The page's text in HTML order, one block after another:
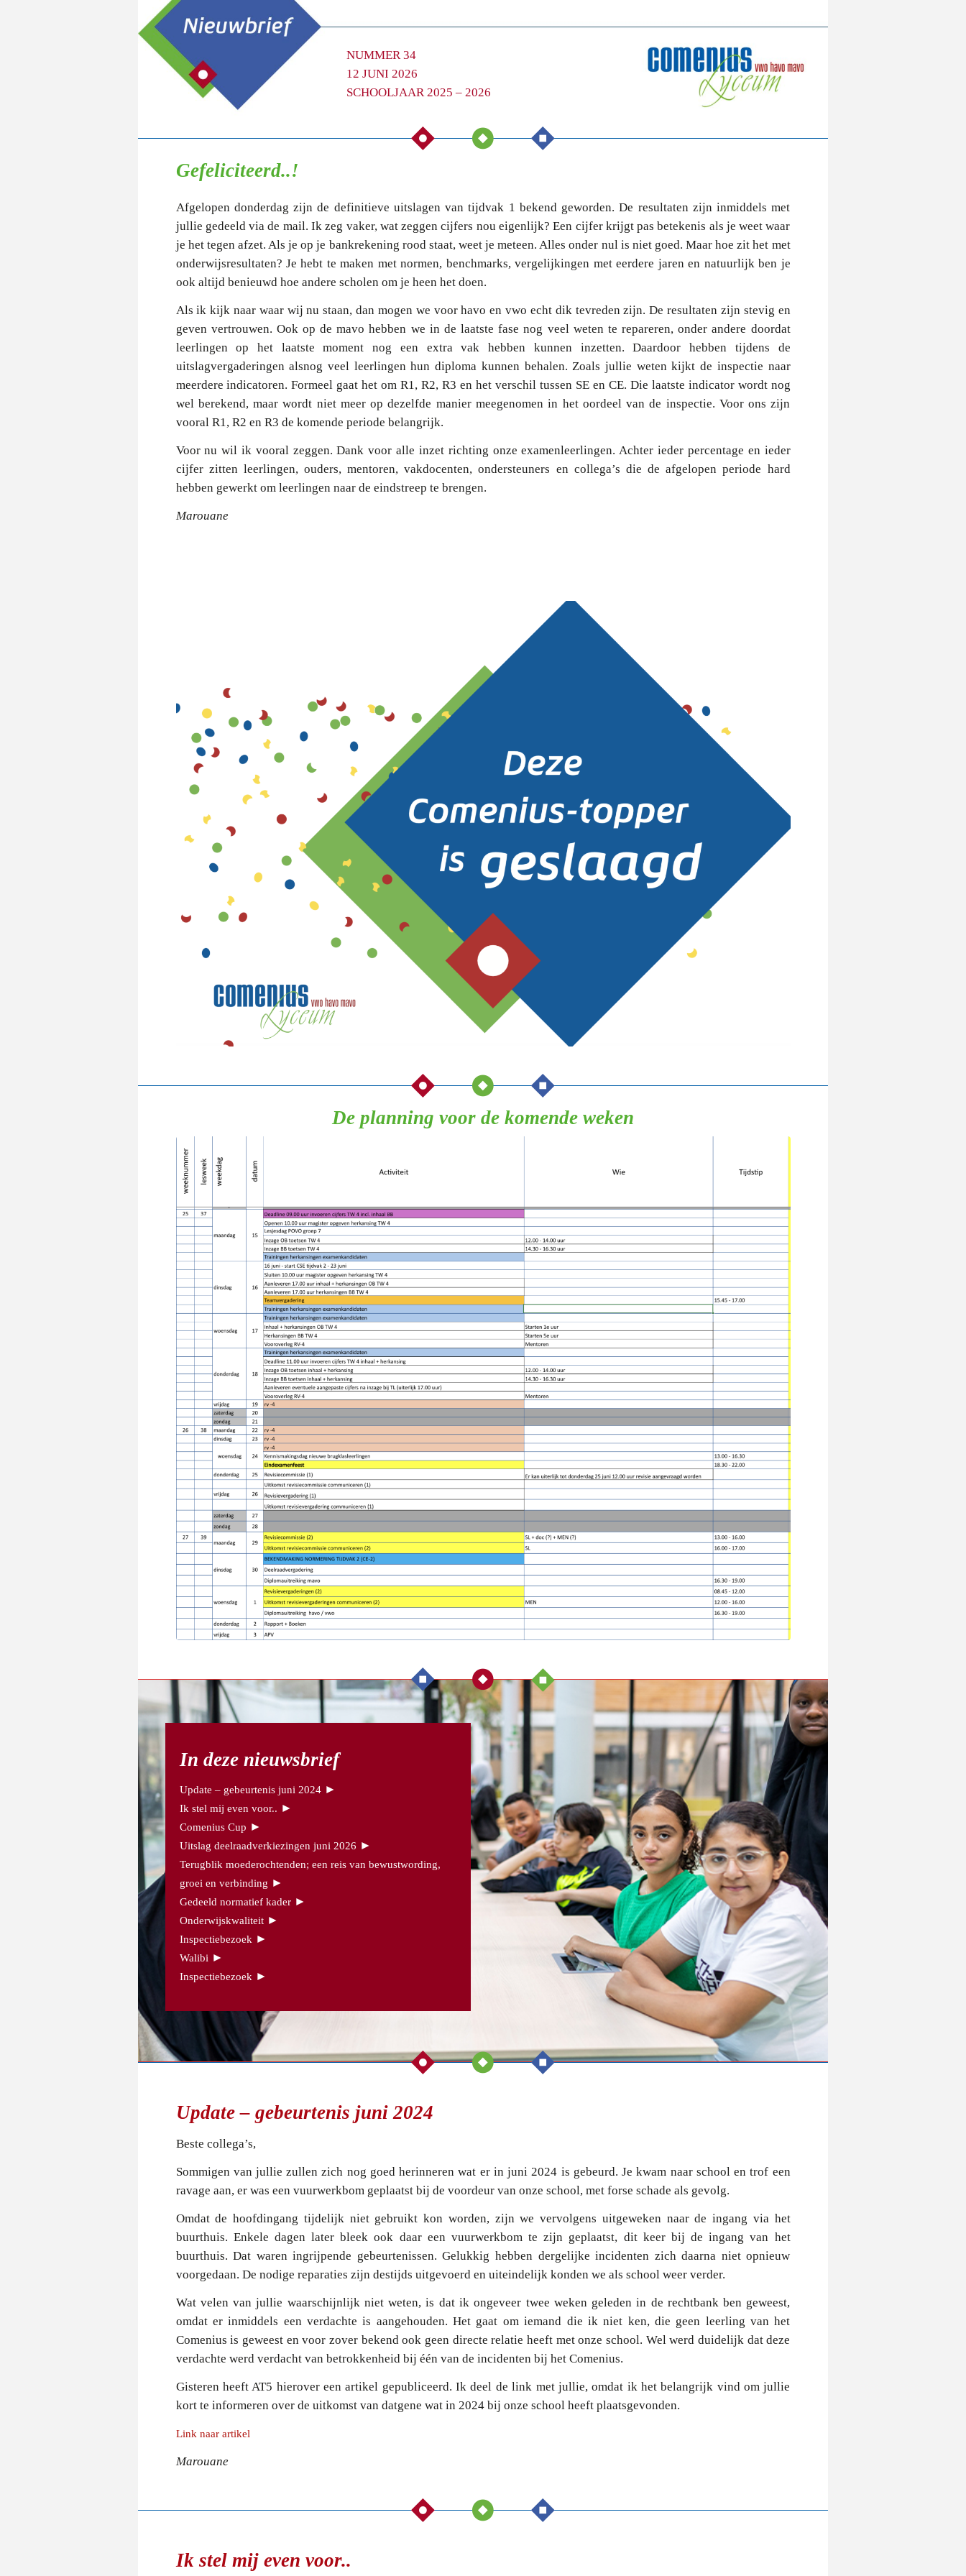
NUMMER 34
12 JUNI 2026
SCHOOLJAAR 2025 – 2026
Gefeliciteerd..!
Afgelopen donderdag zijn de definitieve uitslagen van tijdvak 1 bekend geworden. De resultaten zijn inmiddels met
jullie gedeeld via de mail. Ik zeg vaker, wat zeggen cijfers nou eigenlijk? Een cijfer krijgt pas betekenis als je weet waar
je het tegen afzet. Als je op je bankrekening rood staat, weet je meteen. Alles onder nul is niet goed. Maar hoe zit het met
onderwijsresultaten? Je hebt te maken met normen, benchmarks, vergelijkingen met eerdere jaren en natuurlijk ben je
ook altijd benieuwd hoe andere scholen om je heen het doen.
Als ik kijk naar waar wij nu staan, dan mogen we voor havo en vwo echt dik tevreden zijn. De resultaten zijn stevig en
geven vertrouwen. Ook op de mavo hebben we in de laatste fase nog veel weten te repareren, onder andere doordat
leerlingen op het laatste moment nog een extra vak hebben kunnen inzetten. Daardoor hebben tijdens de
uitslagvergaderingen alsnog veel leerlingen hun diploma kunnen behalen. Zoals jullie weten kijkt de inspectie naar
meerdere indicatoren. Formeel gaat het om R1, R2, R3 en het verschil tussen SE en CE. Die laatste indicator wordt nog
wel berekend, maar wordt niet meer op dezelfde manier meegenomen in het oordeel van de inspectie. Voor ons zijn
vooral R1, R2 en R3 de komende periode belangrijk.
Voor nu wil ik vooral zeggen. Dank voor alle inzet richting onze examenleerlingen. Achter ieder percentage en ieder
cijfer zitten leerlingen, ouders, mentoren, vakdocenten, ondersteuners en collega’s die de afgelopen periode hard
hebben gewerkt om leerlingen naar de eindstreep te brengen.
Marouane
De planning voor de komende weken
In deze nieuwsbrief
Update – gebeurtenis juni 2024►
Ik stel mij even voor.. ►
Comenius Cup ►
Uitslag deelraadverkiezingen juni 2026 ►
Terugblik moederochtenden; een reis van bewustwording,
groei en verbinding ►
Gedeeld normatief kader►
Onderwijskwaliteit►
Inspectiebezoek ►
Walibi ►
Inspectiebezoek ►
Update – gebeurtenis juni 2024
Beste collega’s,
Sommigen van jullie zullen zich nog goed herinneren wat er in juni 2024 is gebeurd. Je kwam naar school en trof een
ravage aan, er was een vuurwerkbom geplaatst bij de voordeur van onze school, met forse schade als gevolg.
Omdat de hoofdingang tijdelijk niet gebruikt kon worden, zijn we vervolgens uitgeweken naar de ingang via het
buurthuis. Enkele dagen later bleek ook daar een vuurwerkbom te zijn geplaatst, dit keer bij de ingang van het
buurthuis. Dat waren ingrijpende gebeurtenissen. Gelukkig hebben dergelijke incidenten zich daarna niet opnieuw
voorgedaan. De nodige reparaties zijn destijds uitgevoerd en uiteindelijk konden we als school weer verder.
Wat velen van jullie waarschijnlijk niet weten, is dat ik ongeveer twee weken geleden in de rechtbank ben geweest,
omdat er inmiddels een verdachte is aangehouden. Het gaat om iemand die ik niet ken, die geen leerling van het
Comenius is geweest en voor zover bekend ook geen directe relatie heeft met onze school. Wel werd duidelijk dat deze
verdachte werd verdacht van betrokkenheid bij één van de incidenten bij het Comenius.
Gisteren heeft AT5 hierover een artikel gepubliceerd. Ik deel de link met jullie, omdat ik het belangrijk vind om jullie
kort te informeren over de uitkomst van datgene wat in 2024 bij onze school heeft plaatsgevonden.
Link naar artikel
Marouane
Ik stel mij even voor..